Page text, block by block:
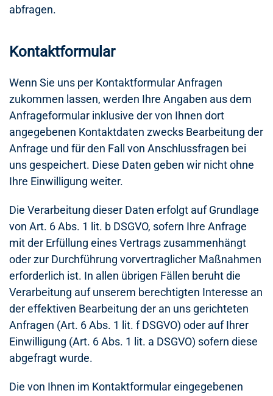
abfragen.
Kontaktformular
Wenn Sie uns per Kontaktformular Anfragen
zukommen lassen, werden Ihre Angaben aus dem
Anfrageformular inklusive der von Ihnen dort
angegebenen Kontaktdaten zwecks Bearbeitung der
Anfrage und für den Fall von Anschlussfragen bei
uns gespeichert. Diese Daten geben wir nicht ohne
Ihre Einwilligung weiter.
Die Verarbeitung dieser Daten erfolgt auf Grundlage
von Art. 6 Abs. 1 lit. b DSGVO, sofern Ihre Anfrage
mit der Erfüllung eines Vertrags zusammenhängt
oder zur Durchführung vorvertraglicher Maßnahmen
erforderlich ist. In allen übrigen Fällen beruht die
Verarbeitung auf unserem berechtigten Interesse an
der effektiven Bearbeitung der an uns gerichteten
Anfragen (Art. 6 Abs. 1 lit. f DSGVO) oder auf Ihrer
Einwilligung (Art. 6 Abs. 1 lit. a DSGVO) sofern diese
abgefragt wurde.
Die von Ihnen im Kontaktformular eingegebenen